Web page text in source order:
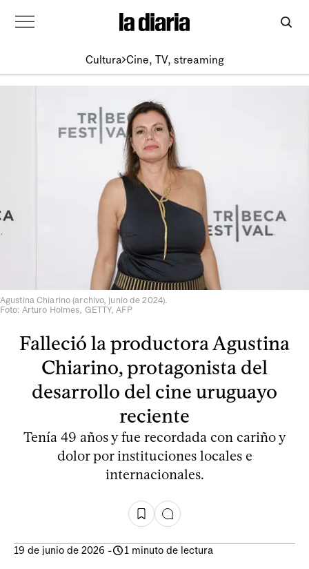
Cultura Cine, TV, streaming
Agustina Chiarino (archivo, junio de 2024).
Foto: Arturo Holmes, GETTY, AFP
Falleció la productora Agustina
Chiarino, protagonista del
desarrollo del cine uruguayo
reciente
Tenía 49 años y fue recordada con cariño y
dolor por instituciones locales e
internacionales.
19 de junio de 2026 - 1 minuto de lectura